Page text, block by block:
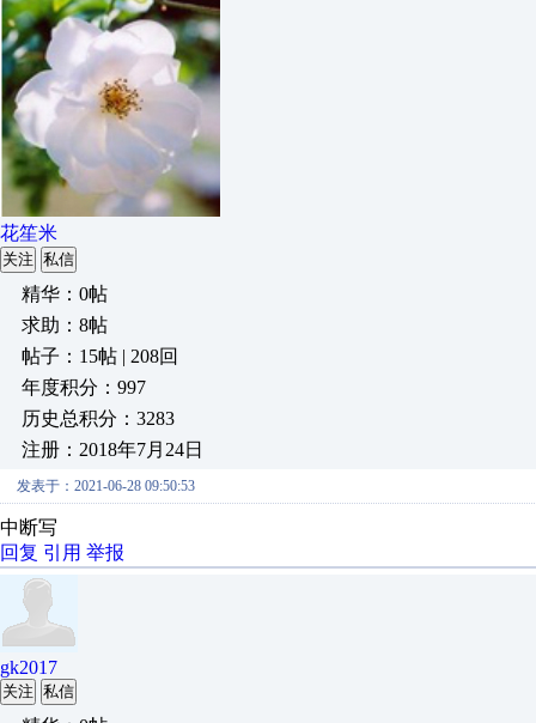
花笙米
关注 私信
精华：0帖
求助：8帖
帖子：15帖 | 208回
年度积分：997
历史总积分：3283
注册：2018年7月24日
发表于：2021-06-28 09:50:53
中断写
回复 引用 举报
gk2017
关注 私信